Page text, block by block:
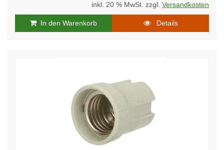
inkl. 20 % MwSt. zzgl. Versandkosten
In den Warenkorb Details